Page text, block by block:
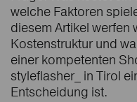
welche Faktoren
diesem Artikel werfen
Kostenstruktur und
einer kompetenten
styleflasher_ in Tirol
Entscheidung ist.